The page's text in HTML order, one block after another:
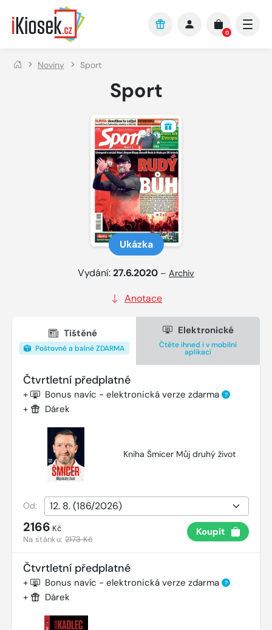
Přejít na hlavní obsah
0
Noviny Sport
Sport
Ukázka
Vydání:27.6.2020 – Archiv
Anotace
Tištěné
Poštovné a balné ZDARMA
Elektronické
Čtěte ihned i v mobilní
aplikaci
Čtvrtletní předplatné
+ Bonus navíc - elektronická verze zdarma ?
+ Dárek
Kniha Šmicer Můj druhý život
Od:
2166 Kč
Na stánku:2173 Kč
Koupit
Čtvrtletní předplatné
+ Bonus navíc - elektronická verze zdarma ?
+ Dárek